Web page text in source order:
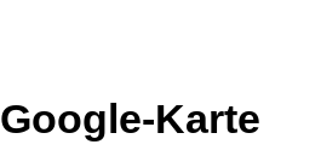
Google-Karte